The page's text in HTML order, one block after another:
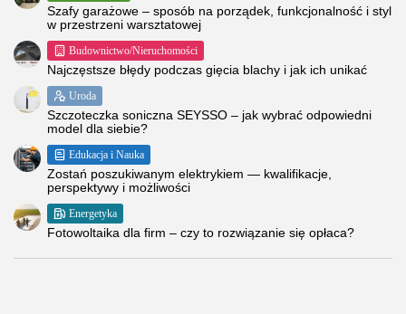
Szafy garażowe – sposób na porządek, funkcjonalność i styl
w przestrzeni warsztatowej
Budownictwo/Nieruchomości
Najczęstsze błędy podczas gięcia blachy i jak ich unikać
Uroda
Szczoteczka soniczna SEYSSO – jak wybrać odpowiedni
model dla siebie?
Edukacja i Nauka
Zostań poszukiwanym elektrykiem — kwalifikacje,
perspektywy i możliwości
Energetyka
Fotowoltaika dla firm – czy to rozwiązanie się opłaca?